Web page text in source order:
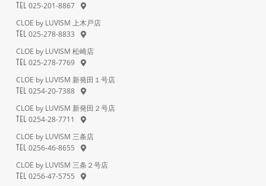
TEL
025-201-8867
CLOE by LUVISM 上木戸店
TEL
025-278-8833
CLOE by LUVISM 松崎店
TEL
025-278-7769
CLOE by LUVISM 新発田１号店
TEL
0254-20-7388
CLOE by LUVISM 新発田２号店
TEL
0254-28-7711
CLOE by LUVISM 三条店
TEL
0256-46-8655
CLOE by LUVISM 三条２号店
TEL
0256-47-5755